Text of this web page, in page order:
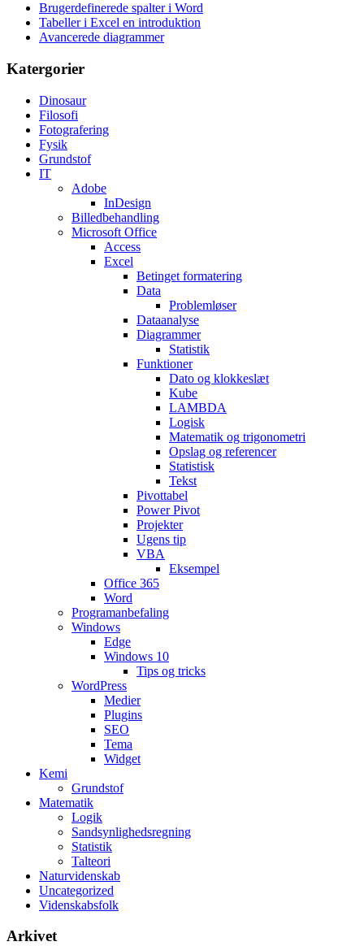
Brugerdefinerede spalter i Word
Tabeller i Excel en introduktion
Avancerede diagrammer
Katergorier
Dinosaur
Filosofi
Fotografering
Fysik
Grundstof
IT
Adobe
InDesign
Billedbehandling
Microsoft Office
Access
Excel
Betinget formatering
Data
Problemløser
Dataanalyse
Diagrammer
Statistik
Funktioner
Dato og klokkeslæt
Kube
LAMBDA
Logisk
Matematik og trigonometri
Opslag og referencer
Statistisk
Tekst
Pivottabel
Power Pivot
Projekter
Ugens tip
VBA
Eksempel
Office 365
Word
Programanbefaling
Windows
Edge
Windows 10
Tips og tricks
WordPress
Medier
Plugins
SEO
Tema
Widget
Kemi
Grundstof
Matematik
Logik
Sandsynlighedsregning
Statistik
Talteori
Naturvidenskab
Uncategorized
Videnskabsfolk
Arkivet